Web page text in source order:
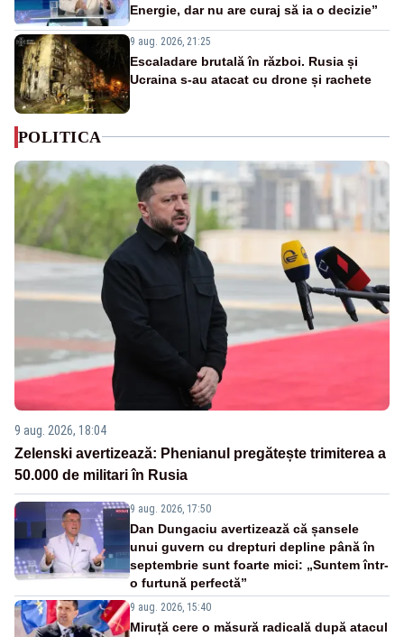
Energie, dar nu are curaj să ia o decizie”
9 aug. 2026, 21:25
Escaladare brutală în război. Rusia și
Ucraina s-au atacat cu drone și rachete
POLITICA
9 aug. 2026, 18:04
Zelenski avertizează: Phenianul pregătește trimiterea a
50.000 de militari în Rusia
9 aug. 2026, 17:50
Dan Dungaciu avertizează că șansele
unui guvern cu drepturi depline până în
septembrie sunt foarte mici: „Suntem într-
o furtună perfectă”
9 aug. 2026, 15:40
Miruță cere o măsură radicală după atacul